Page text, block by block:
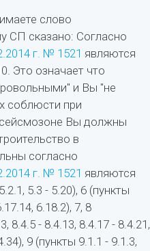
слово
СП сказано: Согласно
г. № 1521 являются
Это означает что
и Вы "не
соблюсти при
сейсмозоне Вы должны
в
согласно
г. № 1521 являются
5.3 - 5.20), 6 (пункты
6.18.2), 7, 8
8.4.5 - 8.4.13, 8.4.17 - 8.4.21,
9 (пункты 9.1.1 - 9.1.3,